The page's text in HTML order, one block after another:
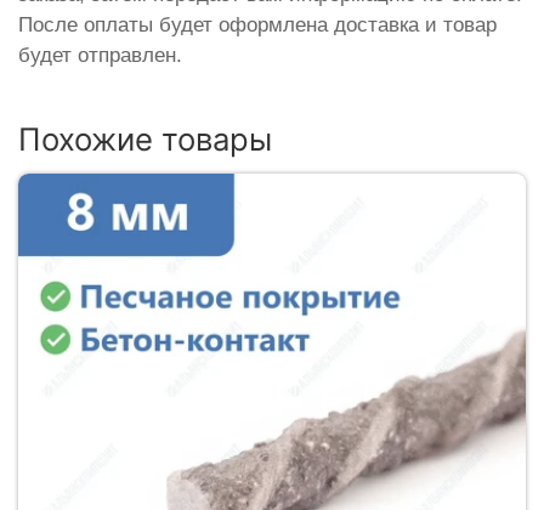
После оплаты будет оформлена доставка и товар
будет отправлен.
Похожие товары